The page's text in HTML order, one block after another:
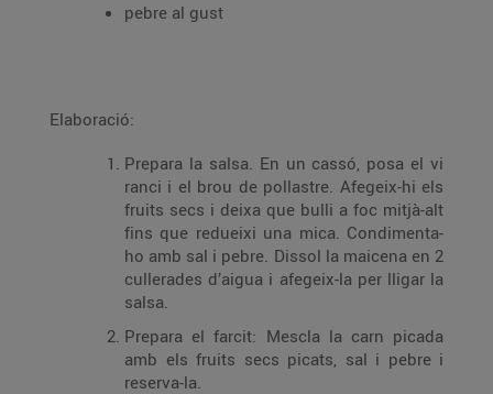
pebre al gust
Elaboració:
Prepara la salsa. En un cassó, posa el vi
ranci i el brou de pollastre. Afegeix-hi els
fruits secs i deixa que bulli a foc mitjà-alt
fins que redueixi una mica. Condimenta-
ho amb sal i pebre. Dissol la maicena en 2
cullerades d’aigua i afegeix-la per lligar la
salsa.
Prepara el farcit: Mescla la carn picada
amb els fruits secs picats, sal i pebre i
reserva-la.